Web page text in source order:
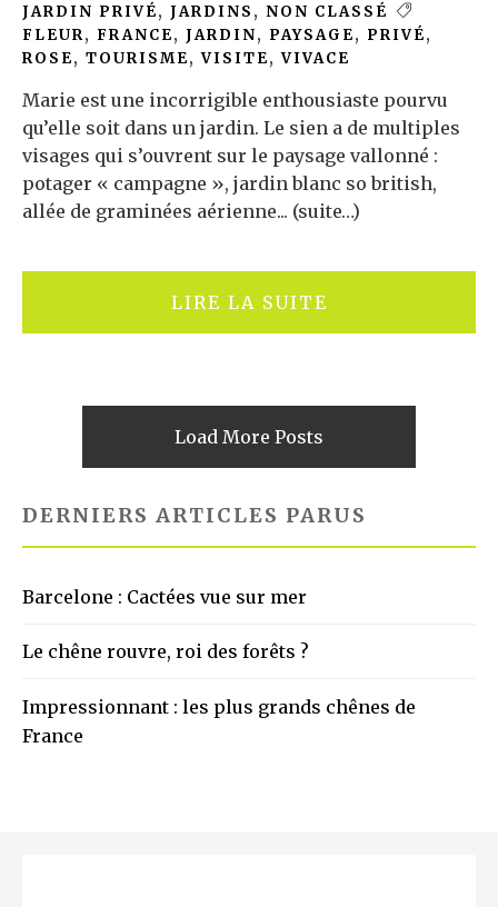
JARDIN PRIVÉ, JARDINS , NON CLASSÉ
FLEUR, FRANCE, JARDIN, PAYSAGE, PRIVÉ,
ROSE, TOURISME,VISITE,VIVACE
Marie est une incorrigible enthousiaste pourvu
qu’elle soit dans un jardin. Le sien a de multiples
visages qui s’ouvrent sur le paysage vallonné :
potager « campagne », jardin blanc so british,
allée de graminées aérienne... (suite…)
LIRE LA SUITE
Load More Posts
DERNIERS ARTICLES PARUS
Barcelone : Cactées vue sur mer
Le chêne rouvre, roi des forêts ?
Impressionnant : les plus grands chênes de
France